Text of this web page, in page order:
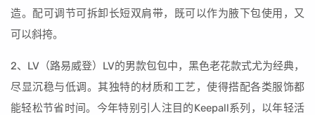
造。配可调节可拆卸长短双肩带，既可以作为腋下包使用，又
可以斜挎。
2、LV（路易威登）LV的男款包包中，黑色老花款式尤为经典，
尽显沉稳与低调。其独特的材质和工艺，使得搭配各类服饰都
能轻松节省时间。今年特别引人注目的Keepall系列，以年轻活